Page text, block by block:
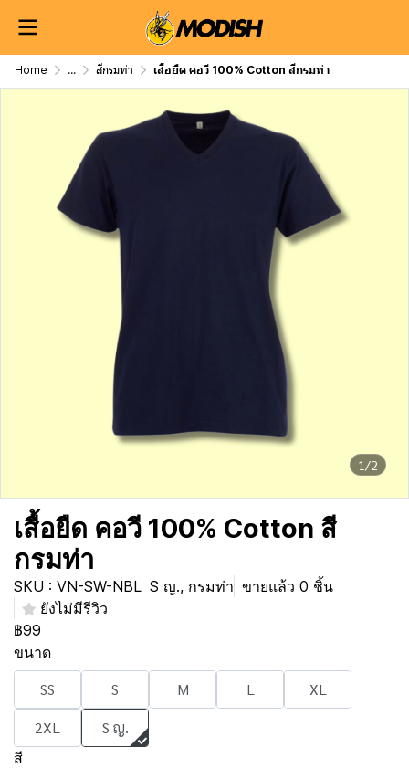
Home ... สีกรมท่า เสื้อยืด คอวี 100% Cotton สีกรมท่า
1/2
เสื้อยืด คอวี 100% Cotton สี
กรมท่า
SKU : VN-SW-NBL S ญ., กรมท่า ขายแล้ว 0 ชิ้น
ยังไม่มีรีวิว
฿99
ขนาด
SS S M L
XL
2XL
S ญ.
สี